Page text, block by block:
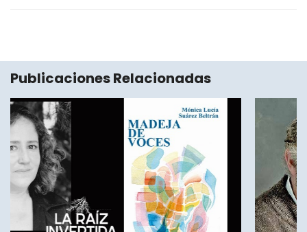
Publicaciones Relacionadas